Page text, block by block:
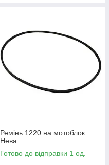
Ремінь 1220 на мотоблок
Нева
Готово до відправки 1 од.